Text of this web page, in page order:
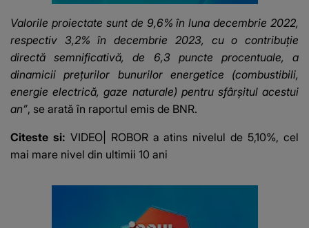
Valorile proiectate sunt de 9,6% în luna decembrie 2022,
respectiv 3,2% în decembrie 2023, cu o contribuţie
directă semnificativă, de 6,3 puncte procentuale, a
dinamicii preţurilor bunurilor energetice (combustibili,
energie electrică, gaze naturale) pentru sfârşitul acestui
an”, se arată în raportul emis de BNR.
Citeste si: VIDEO| ROBOR a atins nivelul de 5,10%, cel
mai mare nivel din ultimii 10 ani